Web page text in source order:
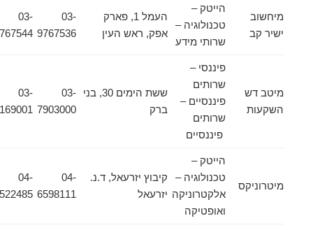
מיחשוב
ישיר קב
הייטק –
טכנולוגיה –
שרותי מידע
העמל 1, פארק
אפק, ראש העין
9767536
9767544
מיטב דש
השקעות
פיננסי –
שרותים
פיננסיים –
שרותים
פיננסיים
ששת הימים 30, בני 03-
7903000
5169001
מיטרוניקס
הייטק –
טכנולוגיה –
אלקטרוניקה
ואופטיקה
קיבוץ יזרעאל, ד.נ.
יזרעאל
04-
6598111
6522485